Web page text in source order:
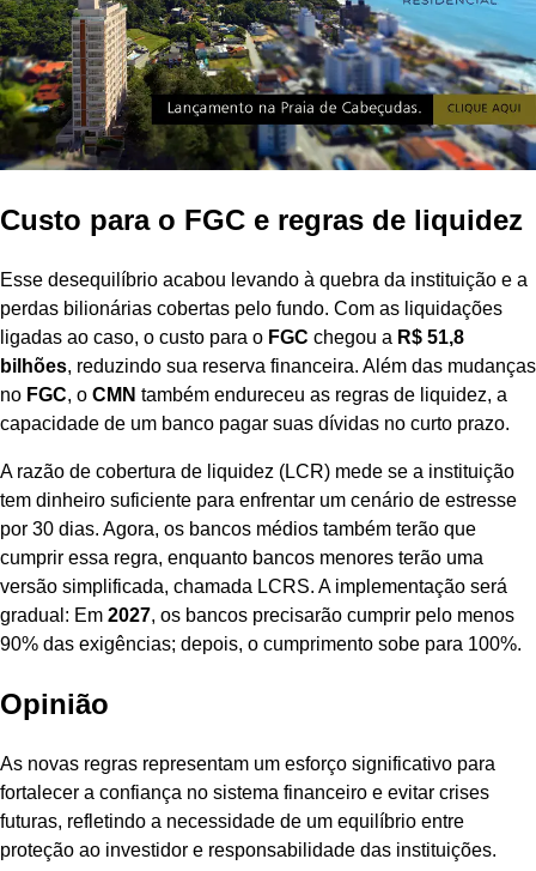
Custo para o FGC e regras de liquidez
Esse desequilíbrio acabou levando à quebra da instituição e a
perdas bilionárias cobertas pelo fundo. Com as liquidações
ligadas ao caso, o custo para o FGC chegou a R$ 51,8
bilhões, reduzindo sua reserva financeira. Além das mudanças
no FGC, o CMN também endureceu as regras de liquidez, a
capacidade de um banco pagar suas dívidas no curto prazo.
A razão de cobertura de liquidez (LCR) mede se a instituição
tem dinheiro suficiente para enfrentar um cenário de estresse
por 30 dias. Agora, os bancos médios também terão que
cumprir essa regra, enquanto bancos menores terão uma
versão simplificada, chamada LCRS. A implementação será
gradual: Em 2027, os bancos precisarão cumprir pelo menos
90% das exigências; depois, o cumprimento sobe para 100%.
Opinião
As novas regras representam um esforço significativo para
fortalecer a confiança no sistema financeiro e evitar crises
futuras, refletindo a necessidade de um equilíbrio entre
proteção ao investidor e responsabilidade das instituições.